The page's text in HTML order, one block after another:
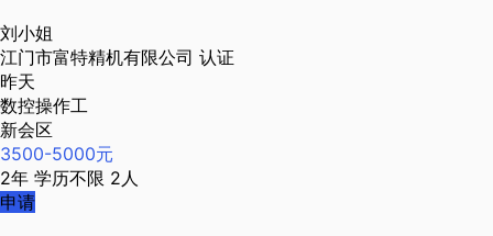
刘小姐
江门市富特精机有限公司 认证
昨天
数控操作工
新会区
3500-5000元
2年 学历不限 2人
申请